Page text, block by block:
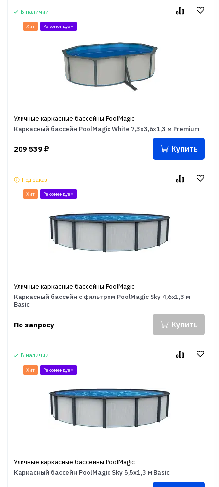
В наличии
Хит Рекомендуем
Уличные каркасные бассейны PoolMagic
Каркасный бассейн PoolMagic White 7,3x3,6x1,3 м Premium
209 539 ₽ Купить
Под заказ
Хит Рекомендуем
Уличные каркасные бассейны PoolMagic
Каркасный бассейн с фильтром PoolMagic Sky 4,6x1,3 м
Basic
По запросу Купить
В наличии
Хит Рекомендуем
Уличные каркасные бассейны PoolMagic
Каркасный бассейн PoolMagic Sky 5,5x1,3 м Basic